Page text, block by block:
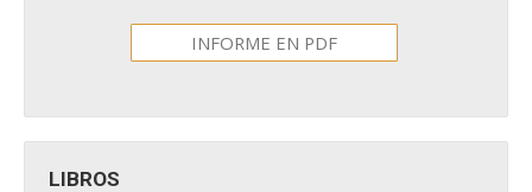
INFORME EN PDF
LIBROS